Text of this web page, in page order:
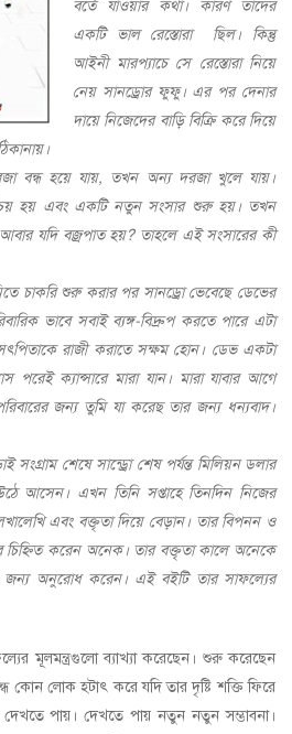
বর্তে যাওয়ার কথা। কারণ তাদের
একটি ভাল রেস্তোরা ছিল। কিন্তু
আইনী মারপ্যাচে সে রেস্তোরা নিয়ে
নেয় সানড্রোর ফুফু। এর পর দেনার
দায়ে নিজেদের বাড়ি বিক্রি করে দিয়ে
বন্ধ হয়ে যায়, তখন অন্য দরজা খুলে যায়।
হয় এবং একটি নতুন সংসার শুরু হয়। তখন
যদি বজ্রপাত হয়? তাহলে এই সংসারের কী
চাকরি শুরু করার পর সানড্রো ভেবেছে ডেভের
ভাবে সবাই ব্যঙ্গ-বিদ্রুপ করতে পারে এটা
রাজী করাতে সক্ষম হোন। ডেভ একটা
পরেই ক্যান্সারে মারা যান। মারা যাবার আগে
জন্য তুমি যা করেছ তার জন্য ধন্যবাদ।
সংগ্রাম শেষে সান্ড্রো শেষ পর্যন্ত মিলিয়ন ডলার
আসেন। এখন তিনি সপ্তাহে তিনদিন নিজের
এবং বক্তৃতা দিয়ে বেড়ান। তার বিপনন ও
চিহ্নিত করেন অনেক। তার বক্তৃতা কালে অনেকে
জন্য অনুরোধ করেন। এই বইটি তার সাফল্যের
মূলমন্ত্রগুলো ব্যাখ্যা করেছেন। শুরু করেছেন
কোন লোক হটাৎ করে যদি তার দৃষ্টি শক্তি ফিরে
পায়। দেখতে পায় নতুন নতুন সম্ভাবনা।